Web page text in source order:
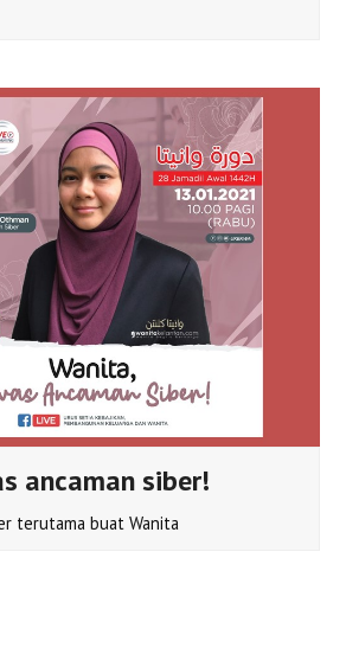
ancaman siber!
terutama buat Wanita